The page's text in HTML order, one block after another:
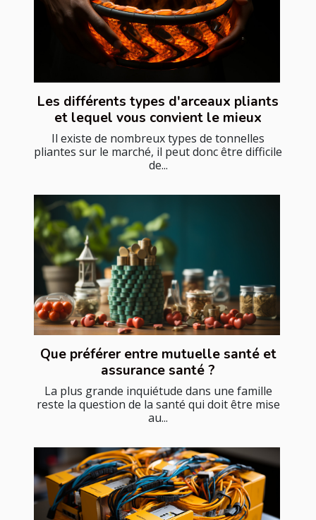
Les différents types d'arceaux pliants
et lequel vous convient le mieux
Il existe de nombreux types de tonnelles
pliantes sur le marché, il peut donc être difficile
de...
Que préférer entre mutuelle santé et
assurance santé ?
La plus grande inquiétude dans une famille
reste la question de la santé qui doit être mise
au...